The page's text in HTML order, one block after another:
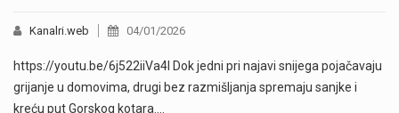
Kanalri.web 04/01/2026
https://youtu.be/6j522iiVa4I Dok jedni pri najavi snijega pojačavaju
grijanje u domovima, drugi bez razmišljanja spremaju sanjke i
kreću put Gorskog kotara.…